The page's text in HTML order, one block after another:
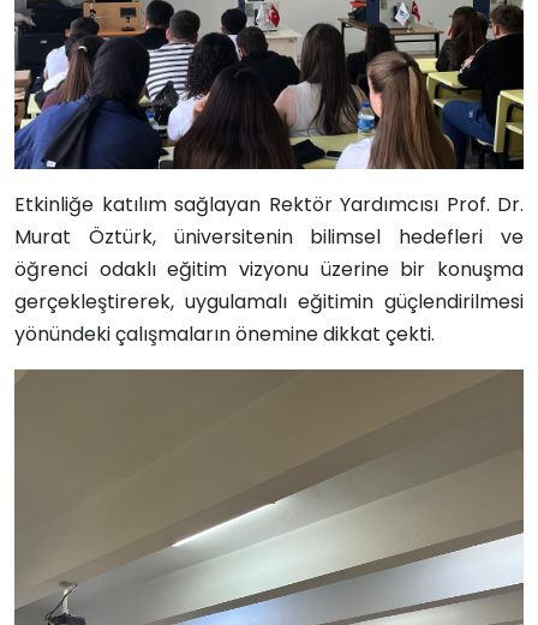
Etkinliğe katılım sağlayan Rektör Yardımcısı Prof. Dr.
Murat Öztürk, üniversitenin bilimsel hedefleri ve
öğrenci odaklı eğitim vizyonu üzerine bir konuşma
gerçekleştirerek, uygulamalı eğitimin güçlendirilmesi
yönündeki çalışmaların önemine dikkat çekti.